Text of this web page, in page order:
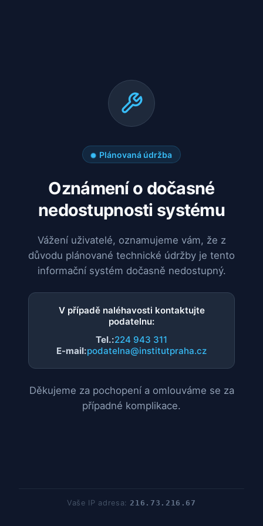
Plánovaná údržba
Oznámení o dočasné
nedostupnosti systému
Vážení uživatelé, oznamujeme vám, že z
důvodu plánované technické údržby je tento
informační systém dočasně nedostupný.
V případě naléhavosti kontaktujte
podatelnu:
Tel.:224 943 311
E-mail:podatelna@institutpraha.cz
Děkujeme za pochopení a omlouváme se za
případné komplikace.
Vaše IP adresa:216.73.216.67